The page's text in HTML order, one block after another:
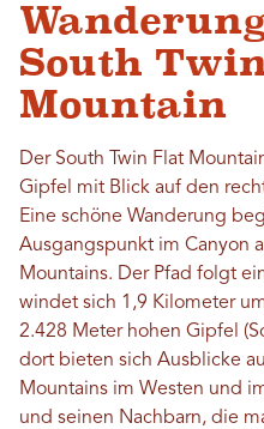
South
Mountain
Der South Twin Flat
Gipfel mit Blick auf den
Eine schöne Wanderung
Ausgangspunkt im Canyon
Mountains. Der Pfad folgt
windet sich 1,9 Kilometer
2.428 Meter hohen Gipfel
dort bieten sich Ausblicke
Mountains im Westen und
und seinen Nachbarn, die